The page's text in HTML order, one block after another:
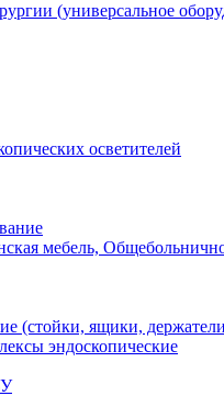
(универсальное
осветителей
мебель,
(стойки, ящики,
эндоскопические